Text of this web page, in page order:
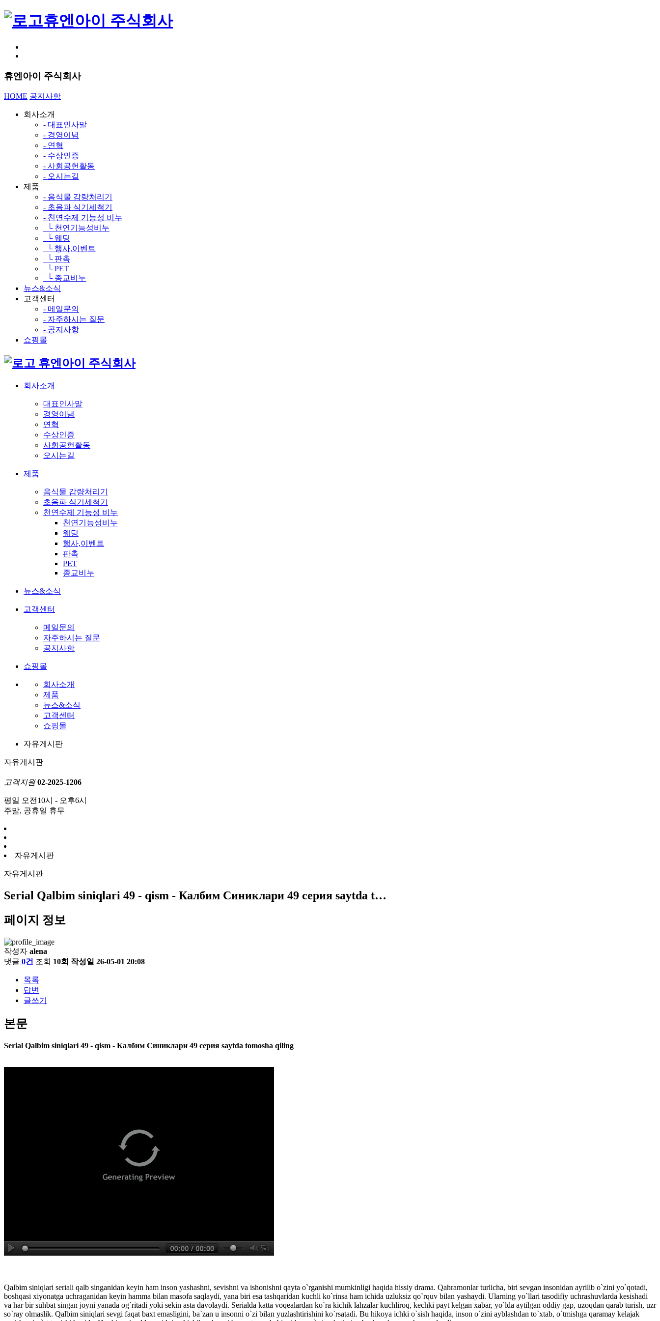
휴엔아이 주식회사
휴엔아이 주식회사
HOME 공지사항
회사소개
- 대표인사말
- 경영이념
- 연혁
- 수상인증
- 사회공헌활동
- 오시는길
제품
- 음식물 감량처리기
- 초음파 식기세척기
- 천연수제 기능성 비누
└ 천연기능성비누
└ 웨딩
└ 행사,이벤트
└ 판촉
└ PET
└ 종교비누
뉴스&소식
고객센터
- 메일문의
- 자주하시는 질문
- 공지사항
쇼핑몰
휴엔아이 주식회사
회사소개
대표인사말
경영이념
연혁
수상인증
사회공헌활동
오시는길
제품
음식물 감량처리기
초음파 식기세척기
천연수제 기능성 비누
천연기능성비누
웨딩
행사,이벤트
판촉
PET
종교비누
뉴스&소식
고객센터
메일문의
자주하시는 질문
공지사항
쇼핑몰
회사소개
제품
뉴스&소식
고객센터
쇼핑몰
자유게시판
자유게시판
고객지원 02-2025-1206
평일 오전10시 - 오후6시
주말, 공휴일 휴무
자유게시판
자유게시판
Serial Qalbim siniqlari 49 - qism - Калбим Синиклари 49 серия saytda t…
페이지 정보
작성자 alena
댓글 0건 조회 10회 작성일 26-05-01 20:08
목록
답변
글쓰기
본문
Serial Qalbim siniqlari 49 - qism - Калбим Синиклари 49 серия saytda tomosha qiling
Qalbim siniqlari seriali qalb singanidan keyin ham inson yashashni, sevishni va ishonishni qayta o`rganishi mumkinligi haqida hissiy drama. Qahramonlar turlicha, biri sevgan insonidan ayrilib o`zini yo`qotadi,
boshqasi xiyonatga uchraganidan keyin hamma bilan masofa saqlaydi, yana biri esa tashqaridan kuchli ko`rinsa ham ichida uzluksiz qo`rquv bilan yashaydi. Ularning yo`llari tasodifiy uchrashuvlarda kesishadi
va har bir suhbat singan joyni yanada og`ritadi yoki sekin asta davolaydi. Serialda katta voqealardan ko`ra kichik lahzalar kuchliroq, kechki payt kelgan xabar, yo`lda aytilgan oddiy gap, uzoqdan qarab turish, uzr
so`ray olmaslik. Qalbim siniqlari sevgi faqat baxt emasligini, ba`zan u insonni o`zi bilan yuzlashtirishini ko`rsatadi. Bu hikoya ichki o`sish haqida, inson o`zini ayblashdan to`xtab, o`tmishga qaramay kelajak